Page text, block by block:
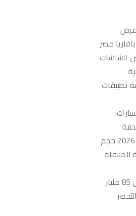
عرض
بافاريا ألمانيا، التي أصبحت منذ عام 1999 تحت مظلة بافاريا مصر
كما تعرض الشاشات
تطبيقات
والأزمات المناخية ، لذلك تصفه إدارة المعرض ذاتها بأنه أصبح “معرضًا سياسيًا أيضًا” في ظل تصاعد المخاطر العالمية ، وتكشف أرقام دورة 2026 حجم
على صعيد اخر تشير الاحصائيات العالمية إلي أن سوق أنظمة الحماية من الحرائق يحقق نموًا مطردًا ، حيث يقدر حجم السوق العالمي بحوالي 85 مليار
مدفوعا بالتحضر